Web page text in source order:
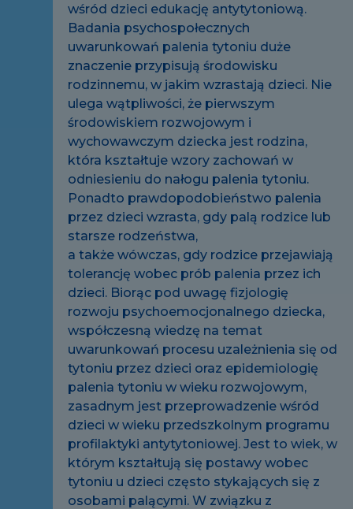
wśród dzieci edukację antytytoniową.
Badania psychospołecznych
uwarunkowań palenia tytoniu duże
znaczenie przypisują środowisku
rodzinnemu, w jakim wzrastają dzieci. Nie
ulega wątpliwości, że pierwszym
środowiskiem rozwojowym i
wychowawczym dziecka jest rodzina,
która kształtuje wzory zachowań w
odniesieniu do nałogu palenia tytoniu.
Ponadto prawdopodobieństwo palenia
przez dzieci wzrasta, gdy palą rodzice lub
starsze rodzeństwa,
a także wówczas, gdy rodzice przejawiają
tolerancję wobec prób palenia przez ich
dzieci. Biorąc pod uwagę fizjologię
rozwoju psychoemocjonalnego dziecka,
współczesną wiedzę na temat
uwarunkowań procesu uzależnienia się od
tytoniu przez dzieci oraz epidemiologię
palenia tytoniu w wieku rozwojowym,
zasadnym jest przeprowadzenie wśród
dzieci w wieku przedszkolnym programu
profilaktyki antytytoniowej. Jest to wiek, w
którym kształtują się postawy wobec
tytoniu u dzieci często stykających się z
osobami palącymi. W związku z